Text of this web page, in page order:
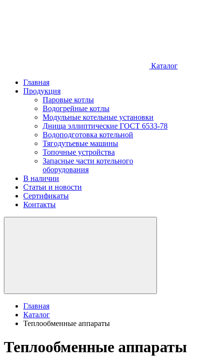
Каталог
Главная
Продукция
Паровые котлы
Водогрейные котлы
Модульные котельные установки
Днища эллиптические ГОСТ 6533-78
Водоподготовка котельной
Тягодутьевые машины
Топочные устройства
Запасные части котельного
оборудования
В наличии
Статьи и новости
Сертификаты
Контакты
Главная
Каталог
Теплообменные аппараты
Теплообменные аппараты